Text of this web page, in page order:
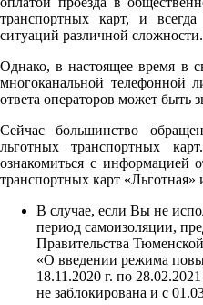
транспортных карт, и
ситуаций различной сложности.
Однако, в настоящее время в
многоканальной
ответа операторов может быть
Сейчас большинство
льготных транспортных
ознакомиться с информацией
транспортных карт
В случае, если Вы не
период самоизоляции,
Правительства
«О введении режима
18.11.2020 г. по
не заблокирована и с